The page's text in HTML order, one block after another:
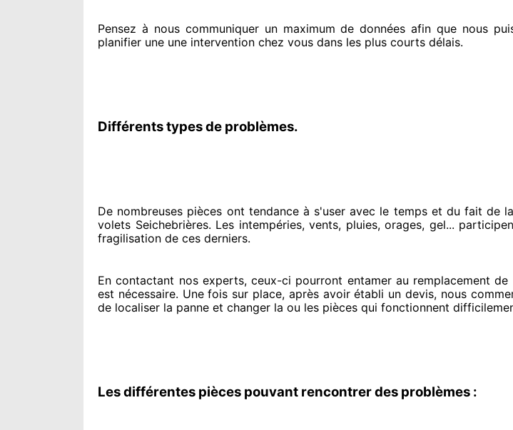
Pensez à nous communiquerun maximum de données afin que nous
planifier une une intervention chez vous dans les plus courts délais.
Différents types de problèmes.
De nombreuses pièces ont tendance à s'user avec le temps et du fait de
volets Seichebrières. Les intempéries, vents, pluies, orages, gel...
fragilisation de ces derniers.
En contactant nos experts, ceux-ci pourront entamerau remplacement
est nécessaire. Une fois sur place, après avoir établi un devis, nous
de localiser la panne et changer la ou les pièces qui fonctionnent
Les différentes pièces pouvant rencontrer des problèmes :